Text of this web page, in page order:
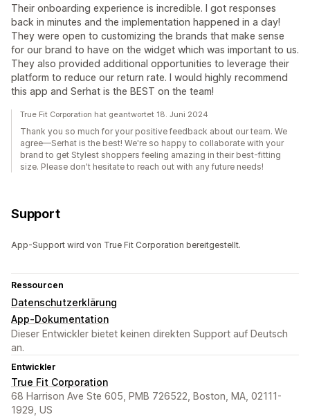
Their onboarding experience is incredible. I got responses
back in minutes and the implementation happened in a day!
They were open to customizing the brands that make sense
for our brand to have on the widget which was important to us.
They also provided additional opportunities to leverage their
platform to reduce our return rate. I would highly recommend
this app and Serhat is the BEST on the team!
True Fit Corporation hat geantwortet 18. Juni 2024
Thank you so much for your positive feedback about our team. We
agree—Serhat is the best! We're so happy to collaborate with your
brand to get Stylest shoppers feeling amazing in their best-fitting
size. Please don't hesitate to reach out with any future needs!
Support
App-Support wird von True Fit Corporation bereitgestellt.
Ressourcen
Datenschutzerklärung
App-Dokumentation
Dieser Entwickler bietet keinen direkten Support auf Deutsch
an.
Entwickler
True Fit Corporation
68 Harrison Ave Ste 605, PMB 726522, Boston, MA, 02111-
1929, US